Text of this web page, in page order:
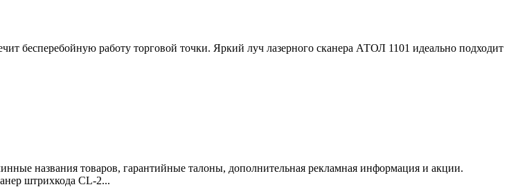
работу торговой точки. Яркий луч лазерного сканера АТОЛ 1101 идеально подходит
названия товаров, гарантийные талоны, дополнительная рекламная информация и акции.
штрихкода CL-2...